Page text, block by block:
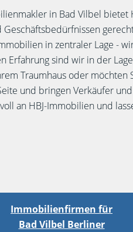
in Bad Vilbel bietet
Geschäftsbedürfnissen
in zentraler Lage -
Erfahrung sind wir in der
Traumhaus oder
und bringen Verkäufer
an HBJ-Immobilien und
Immobilienfirmen für
Bad Vilbel Berliner